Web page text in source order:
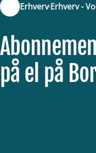
ErhvervErhverv -
på el på